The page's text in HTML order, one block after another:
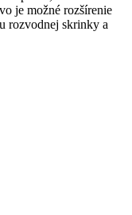
je možné rozšírenie
rozvodnej skrinky a